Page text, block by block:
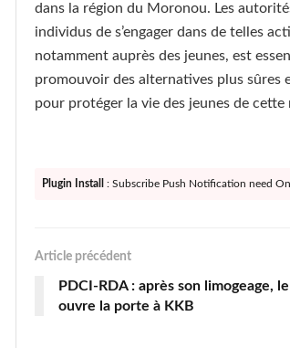
dans la région du Moronou. Les
individus de s’engager dans de telles
notamment auprès des jeunes, est
promouvoir des alternatives plus sûres
pour protéger la vie des jeunes de
Plugin Install : Subscribe Push Notification need
Article précédent
PDCI-RDA : après son limogeage,
ouvre la porte à KKB